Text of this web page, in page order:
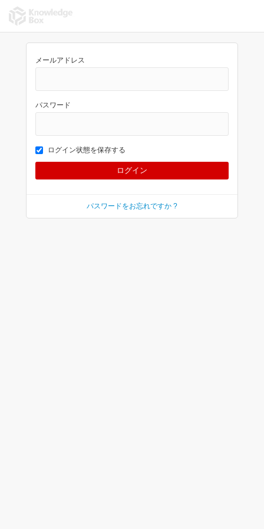
メールアドレス
パスワード
ログイン状態を保存する
パスワードをお忘れですか ?